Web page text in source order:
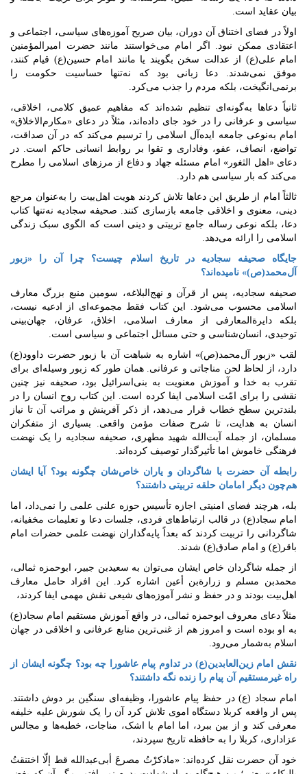
بیان عقاید است.
اولاً در فضای اختناق آن دوران، بیان صریح آموزه‌های سیاسی، اجتماعی و
اعتقادی ممکن نبود. اگر امام می‌خواستند مانند حضرت امیرالمؤمنین
امام علی(ع) از عدالت سخن بگویند یا مانند امام حسین(ع) قیام کنند،
موفق نمی‌شدند. دعا زبانی بود که نه‌تنها حساسیت حکومت را
برنمی‌انگیخت، بلکه مردم را جذب می‌کرد.
ثانیاً دعاها به‌گونه‌ای تنظیم شده‌اند که مفاهیم عمیق کلامی، اخلاقی،
سیاسی و عرفانی را در خود جای داده‌اند، مثلاً در دعای «مکارم‌الاخلاق»
امام به‌نوعی جامعه ایده‌آل اسلامی را ترسیم می‌کند که در آن صداقت،
تواضع، انصاف، عفو، وفاداری و تقوا بر روابط انسانی حاکم است. در
دعای «اهل الثغور» امام مسئله جهاد و دفاع از مرزهای اسلامی را مطرح
می‌کند که بار سیاسی هم دارد.
ثالثاً امام از طریق این دعاها تلاش کردند هویت اهل‌بیت را به‌عنوان مرجع
دینی، معنوی و اخلاقی جامعه بازسازی کنند. صحیفه سجادیه نه‌تنها کتاب
دعا، بلکه نوعی رساله جامع تربیتی و دینی است که الگوی سبک زندگی
اسلامی را ارائه می‌دهد.
جایگاه صحیفه سجادیه در تاریخ اسلام چیست؟ چرا آن را «زبور
آل‌محمد(ص)» نامیده‌اند؟
صحیفه سجادیه، پس از قرآن و نهج‌البلاغه، سومین منبع بزرگ معارف
اسلامی محسوب می‌شود. این کتاب فقط مجموعه‌ای از ادعیه نیست،
بلکه دایرة‌المعارفی از معارف اسلامی، اخلاق، عرفان، جهان‌بینی
توحیدی، انسان‌شناسی و حتی مسائل اجتماعی و سیاسی است.
لقب «زبور آل‌محمد(ص)» اشاره به شباهت آن با زبور حضرت داوود(ع)
دارد، از لحاظ لحن مناجاتی و عرفانی. همان طور که زبور وسیله‌ای برای
تقرب به خدا و آموزش معنویت به بنی‌اسرائیل بود، صحیفه نیز چنین
نقشی را برای امّت اسلامی ایفا کرده است. این کتاب روح انسان را در
بلندترین سطح خطاب قرار می‌دهد، از ذکر آفرینش و مراتب آن تا نیاز
انسان به هدایت، تا شرح صفات مؤمن واقعی. بسیاری از متفکران
مسلمان، از جمله آیت‌الله شهید مطهری، صحیفه سجادیه را یک نهضت
فرهنگی خاموش اما تأثیرگذار توصیف کرده‌اند.
رابطه آن حضرت با شاگردان و یاران خاص‌شان چگونه بود؟ آیا ایشان
هم‌چون دیگر امامان حلقه تربیتی داشتند؟
بله، هرچند فضای امنیتی اجازه تأسیس حوزه علنی علمی را نمی‌داد، اما
امام سجاد(ع) در قالب ارتباط‌های فردی، جلسات دعا و تعلیمات مخفیانه،
شاگردانی را تربیت کردند که بعداً پایه‌گذاران نهضت علمی حضرات امام
باقر(ع) و امام صادق(ع) شدند.
از جمله شاگردان خاص ایشان می‌توان به سعیدبن جبیر، ابوحمزه ثمالی،
محمدبن مسلم و زرارةبن أعین اشاره کرد. این افراد حامل معارف
اهل‌بیت بودند و در حفظ و نشر آموزه‌های شیعی نقش مهمی ایفا کردند،
مثلاً دعای معروف ابوحمزه ثمالی، در واقع آموزش مستقیم امام سجاد(ع)
به او بوده است و امروز هم از غنی‌ترین منابع عرفانی و اخلاقی در جهان
اسلام به‌شمار می‌رود.
نقش امام زین‌العابدین(ع) در تداوم پیام عاشورا چه بود؟ چگونه ایشان از
راه غیرمستقیم آن پیام را زنده نگه داشتند؟
امام سجاد (ع) در حفظ پیام عاشورا، وظیفه‌ای سنگین بر دوش داشتند.
پس از واقعه کربلا دستگاه اموی تلاش کرد آن را یک شورش علیه خلیفه
معرفی کند و از بین ببرد، اما امام با اشک، مناجات، خطبه‌ها و مجالس
عزاداری، کربلا را به حافظه تاریخ سپردند،
خود آن حضرت نقل کرده‌اند: «ماذکرْتُ مصرعَ أبى‌عبدالله قط إلّا اختنقتُ